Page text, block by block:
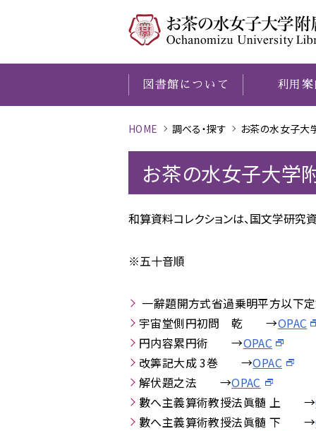
図書館について 利用案
HOME 調べる・探す お茶の水女子大
お茶の水女子大学
和算資料コレクションは、国文学研究
※五十音順
一辭題開方式省過乗明平方以下
宇宙堂側円初問 乾 →OPAC
円内容累円術 →OPAC
改筭記大成 3巻 →OPAC
解伏題之法 →OPAC
數へ主義算術教授法眞髄 上 →
數へ主義算術教授法眞髄 下 →